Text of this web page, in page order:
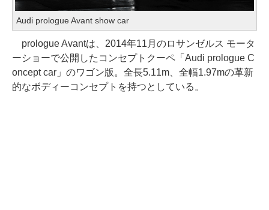
Audi prologue Avant show car
prologue Avantは、2014年11月のロサンゼルス モータ
ーショーで公開したコンセプトクーペ「Audi prologue C
oncept car」のワゴン版。全長5.11m、全幅1.97mの革新
的なボディーコンセプトを持つとしている。